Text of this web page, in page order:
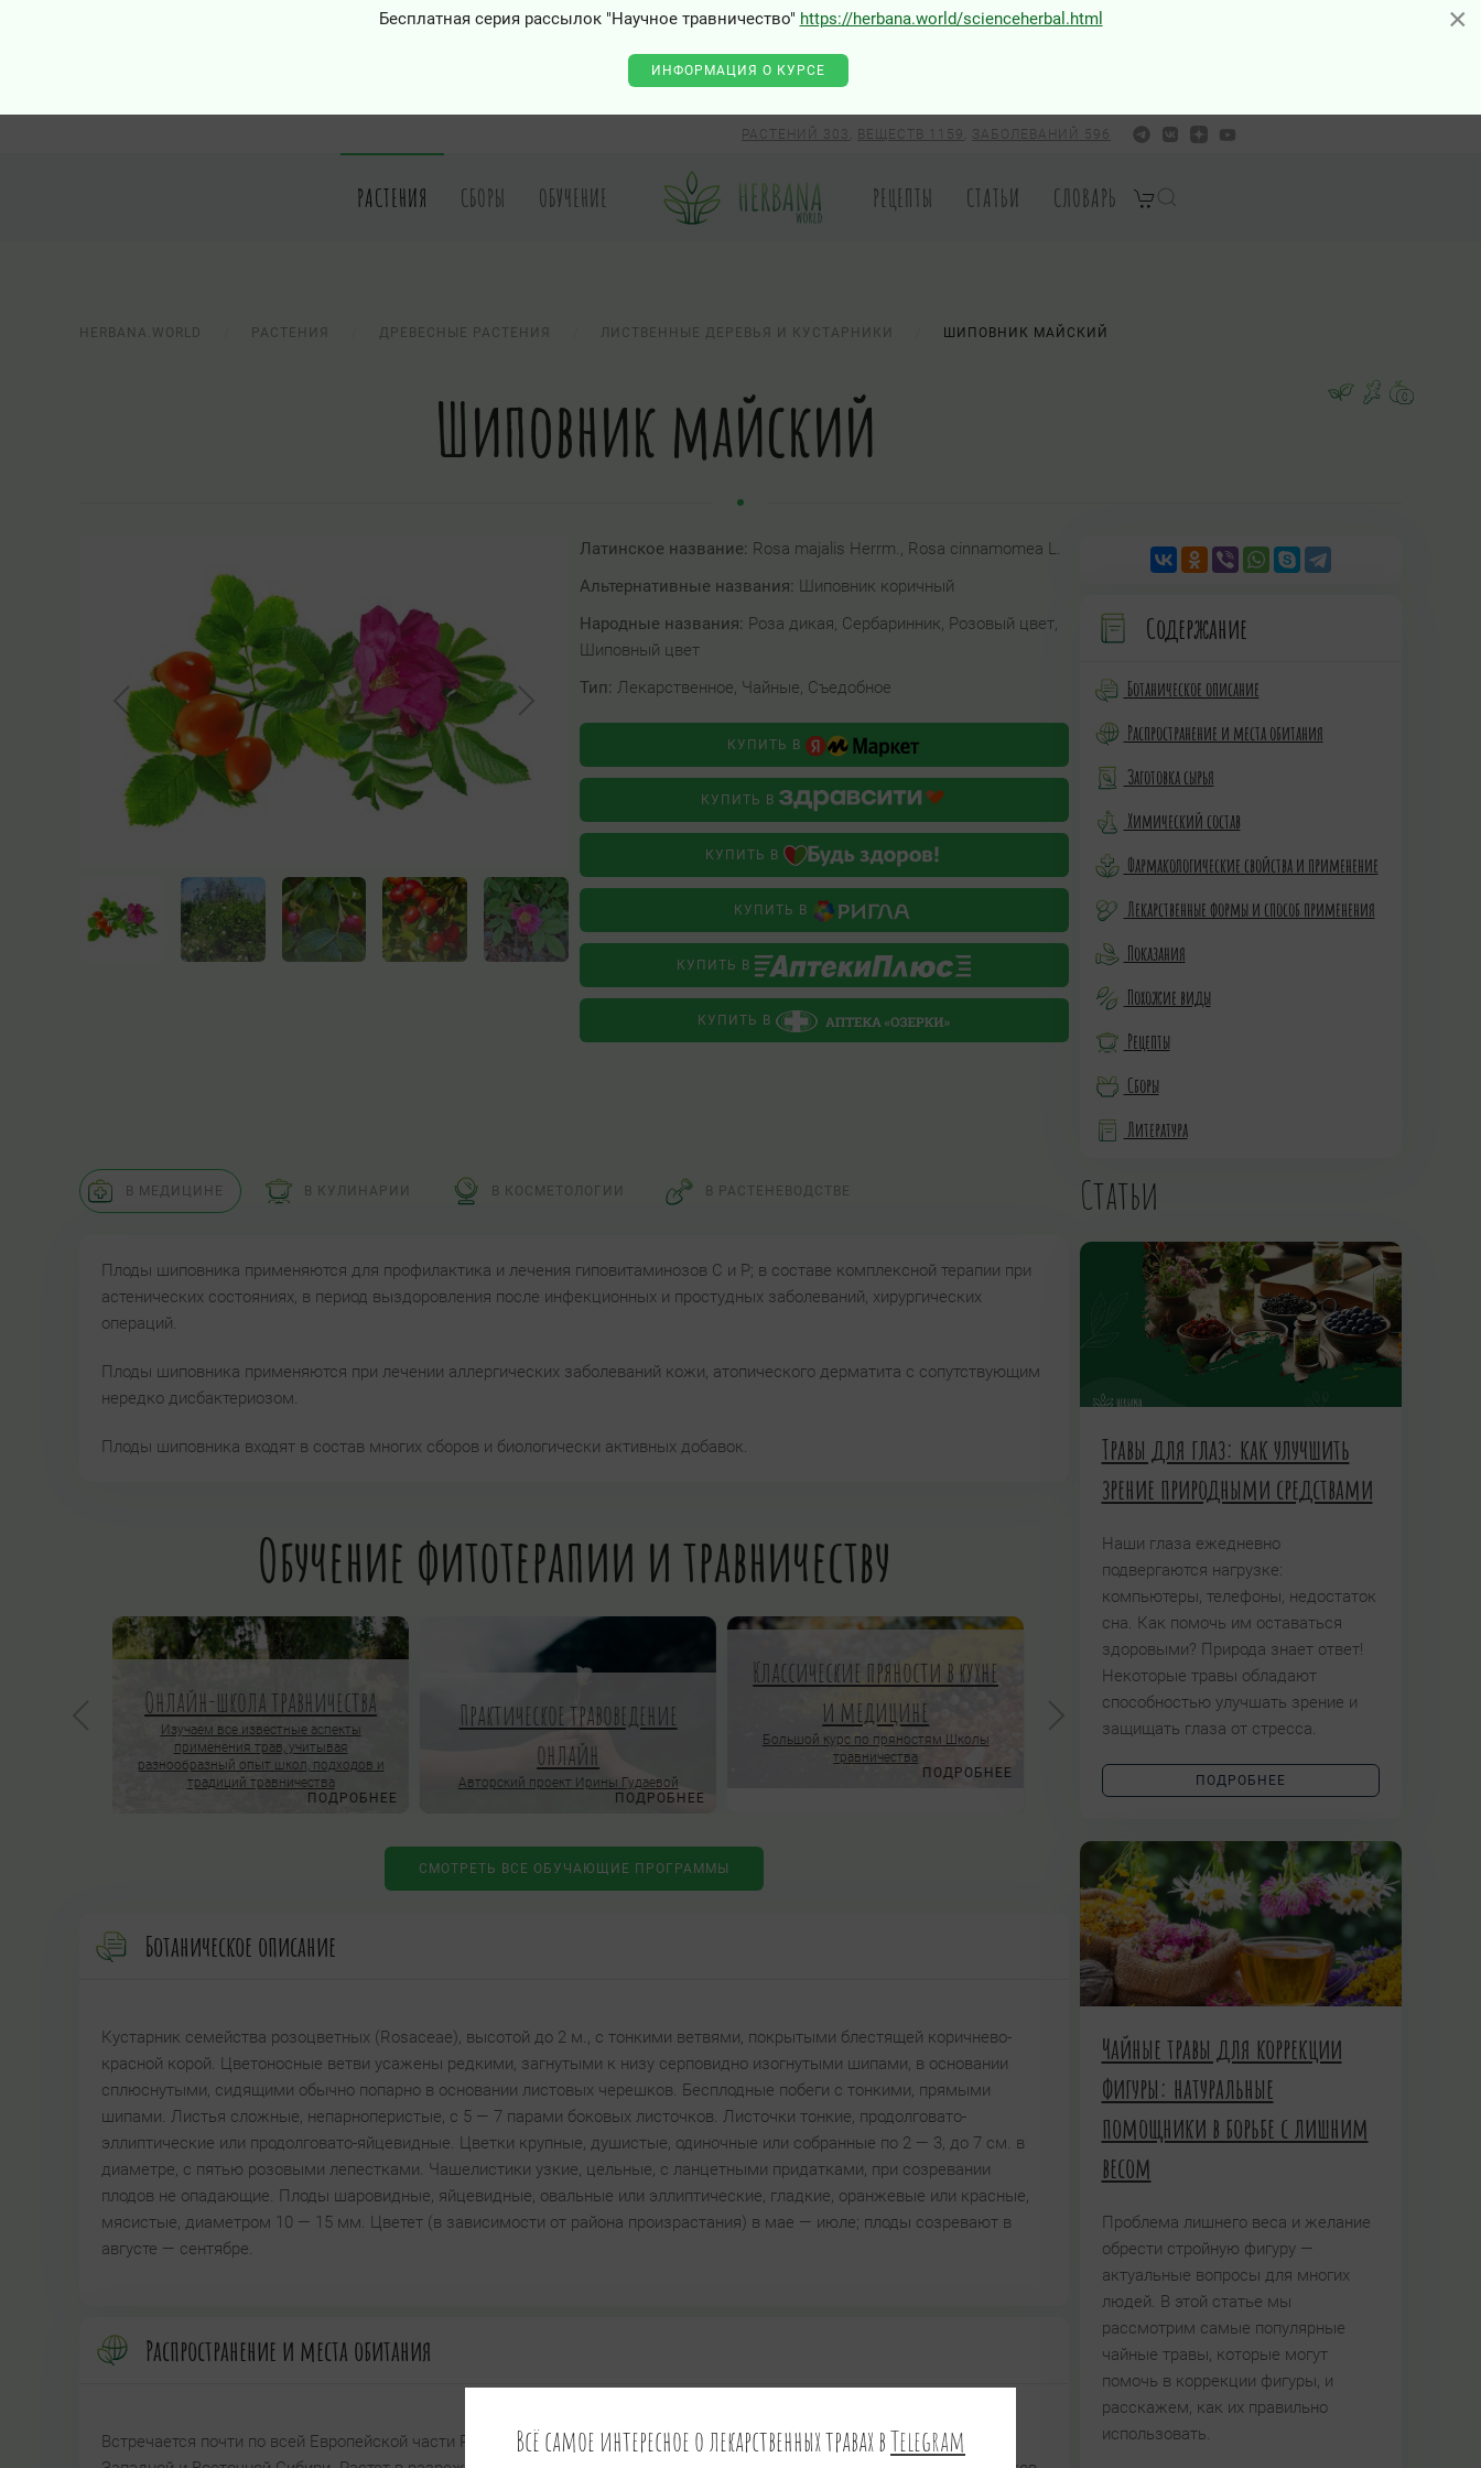
×
Бесплатная серия рассылок "Научное травничество" https://herbana.world/scienceherbal.html
ИНФОРМАЦИЯ О КУРСЕ
РАСТЕНИЙ 303 ВЕЩЕСТВ 1159 ЗАБОЛЕВАНИЙ 596
РАСТЕНИЯ СБОРЫ ОБУЧЕНИЕ РЕЦЕПТЫ СТАТЬИ СЛОВАРЬ
HERBANA.WORLD РАСТЕНИЯ ДРЕВЕСНЫЕ РАСТЕНИЯ ЛИСТВЕННЫЕ ДЕРЕВЬЯ И КУСТАРНИКИ ШИПОВНИК МАЙСКИЙ
Шиповник майский
Латинское название: Rosa majalis Herrm., Rosa cinnamomea L.
Альтернативные названия: Шиповник коричный
Народные названия: Роза дикая, Сербаринник, Розовый цвет,
Шиповный цвет
Тип: Лекарственное, Чайные, Съедобное
КУПИТЬ В
КУПИТЬ В
КУПИТЬ В
КУПИТЬ В
КУПИТЬ В
КУПИТЬ В
Содержание
Ботаническое описание
Распространение и места обитания
Заготовка сырья
Химический состав
Фармакологические свойства и применение
Лекарственные формы и способ применения
Показания
Похожие виды
Рецепты
Сборы
Литература
В МЕДИЦИНЕ В КУЛИНАРИИ В КОСМЕТОЛОГИИ В РАСТЕНЕВОДСТВЕ
Плоды шиповника применяются для профилактика и лечения гиповитаминозов С и Р; в составе комплексной терапии при
астенических состояниях, в период выздоровления после инфекционных и простудных заболеваний, хирургических
операций.
Плоды шиповника применяются при лечении аллергических заболеваний кожи, атопического дерматита с сопутствующим
нередко дисбактериозом.
Плоды шиповника входят в состав многих сборов и биологически активных добавок.
Обучение фитотерапии и травничеству
Онлайн-школа травничества
Изучаем все известные аспекты
применения трав, учитывая
разнообразный опыт школ, подходов и
традиций травничества
ПОДРОБНЕЕ
Практическое травоведение
онлайн
Авторский проект Ирины Гудаевой
ПОДРОБНЕЕ
Классические пряности в кухне
и медицине
Большой курс по пряностям Школы
травничества
ПОДРОБНЕЕ
Шаманское травничество
Авторский проект Татьяны Чуйкиной
ПОДРОБНЕЕ
СМОТРЕТЬ ВСЕ ОБУЧАЮЩИЕ ПРОГРАММЫ
Ботаническое описание
Кустарник семейства розоцветных (Rosaceae), высотой до 2 м., с тонкими ветвями, покрытыми блестящей коричнево-
красной корой. Цветоносные ветви усажены редкими, загнутыми к низу серповидно изогнутыми шипами, в основании
сплюснутыми, сидящими обычно попарно в основании листовых черешков. Бесплодные побеги с тонкими, прямыми
шипами. Листья сложные, непарноперистые, с 5 — 7 парами боковых листочков. Листочки тонкие, продолговато-
эллиптические или продолговато-яйцевидные. Цветки крупные, душистые, одиночные или собранные по 2 — 3, до 7 см. в
диаметре, с пятью розовыми лепестками. Чашелистики узкие, цельные, с ланцетными придатками, при созревании
плодов не опадающие. Плоды шаровидные, яйцевидные, овальные или эллиптические, гладкие, оранжевые или красные,
мясистые, диаметром 10 — 15 мм. Цветет (в зависимости от района произрастания) в мае — июле; плоды созревают в
августе — сентябре.
Распространение и места обитания
Встречается почти по всей Европейской части России (кроме северных, причерноморских и прикаспийских районов), в
Статьи
Травы для глаз: как улучшить
зрение природными средствами
Наши глаза ежедневно
подвергаются нагрузке:
компьютеры, телефоны, недостаток
сна. Как помочь им оставаться
здоровыми? Природа знает ответ!
Некоторые травы обладают
способностью улучшать зрение и
защищать глаза от стресса.
ПОДРОБНЕЕ
Чайные травы для коррекции
фигуры: натуральные
помощники в борьбе с лишним
весом
Проблема лишнего веса и желание
обрести стройную фигуру —
актуальные вопросы для многих
людей. В этой статье мы
рассмотрим самые популярные
чайные травы, которые могут
помочь в коррекции фигуры, и
расскажем, как их правильно
использовать.
×
Всё самое интересное о лекарственных травах вTelegram